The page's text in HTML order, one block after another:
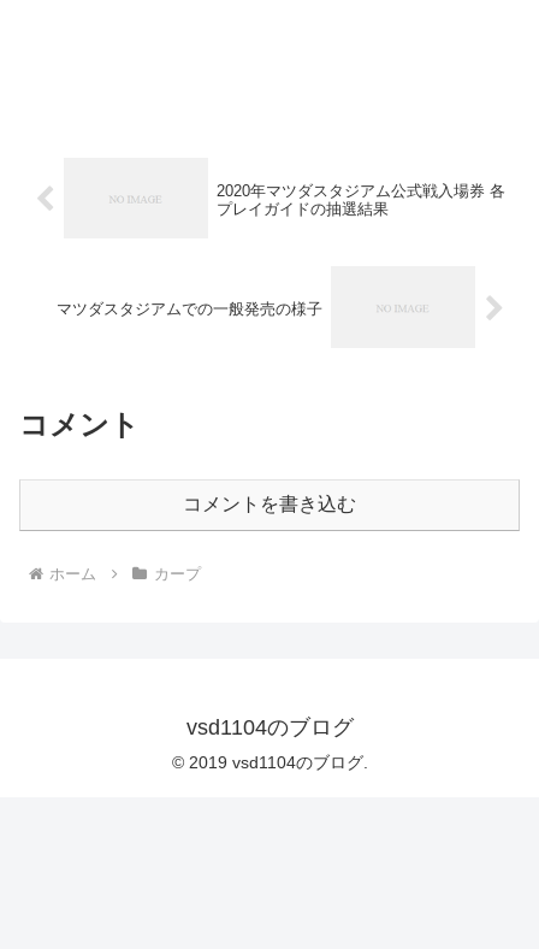
2020年マツダスタジアム公式戦入場券 各
プレイガイドの抽選結果
マツダスタジアムでの一般発売の様子
コメント
コメントを書き込む
ホーム カープ
vsd1104のブログ
© 2019 vsd1104のブログ.